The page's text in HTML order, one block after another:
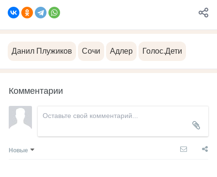
Данил Плужиков Сочи Адлер Голос.Дети
Комментарии
Новые